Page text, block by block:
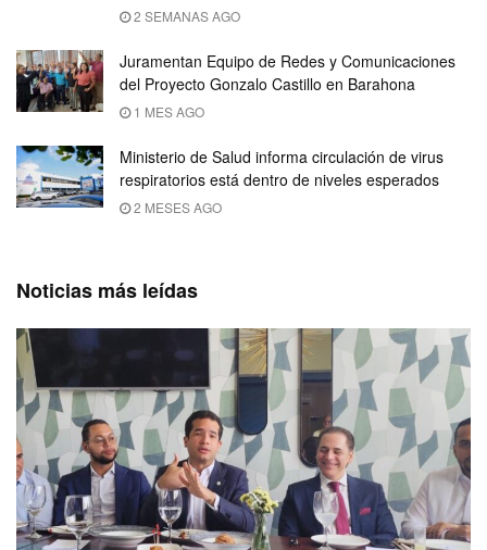
2 SEMANAS AGO
Juramentan Equipo de Redes y Comunicaciones
del Proyecto Gonzalo Castillo en Barahona
1 MES AGO
Ministerio de Salud informa circulación de virus
respiratorios está dentro de niveles esperados
2 MESES AGO
Noticias más leídas